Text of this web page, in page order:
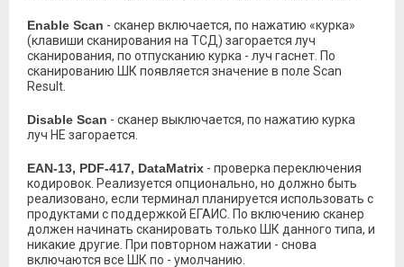
Enable Scan - сканер включается, по нажатию «курка»
(клавиши сканирования на ТСД) загорается луч
сканирования, по отпусканию курка - луч гаснет. По
сканированию ШК появляется значение в поле Scan
Result.
Disable Scan - сканер выключается, по нажатию курка
луч НЕ загорается.
EAN-13, PDF-417, DataMatrix - проверка переключения
кодировок. Реализуется опционально, но должно быть
реализовано, если терминал планируется использовать с
продуктами с поддержкой ЕГАИС. По включению сканер
должен начинать сканировать только ШК данного типа, и
никакие другие. При повторном нажатии - снова
включаются все ШК по - умолчанию.